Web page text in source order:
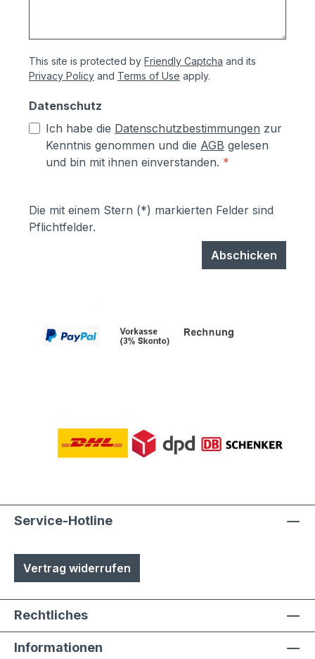
This site is protected by Friendly Captcha and its
Privacy Policy and Terms of Use apply.
Datenschutz
Ich habe die Datenschutzbestimmungen zur
Kenntnis genommen und die AGB gelesen
und bin mit ihnen einverstanden. *
Die mit einem Stern (*) markierten Felder sind
Pflichtfelder.
Abschicken
Service-Hotline
Vertrag widerrufen
Rechtliches
Informationen